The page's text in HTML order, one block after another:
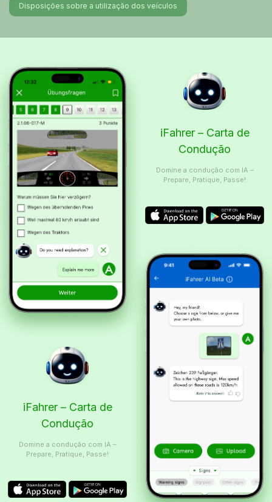
Disposições sobre a utilização dos veículos
iFahrer – Carta de
Condução
Domine a condução com IA –
Prepare, Pratique, Passe!
iFahrer – Carta de
Condução
Domine a condução com IA –
Prepare, Pratique, Passe!